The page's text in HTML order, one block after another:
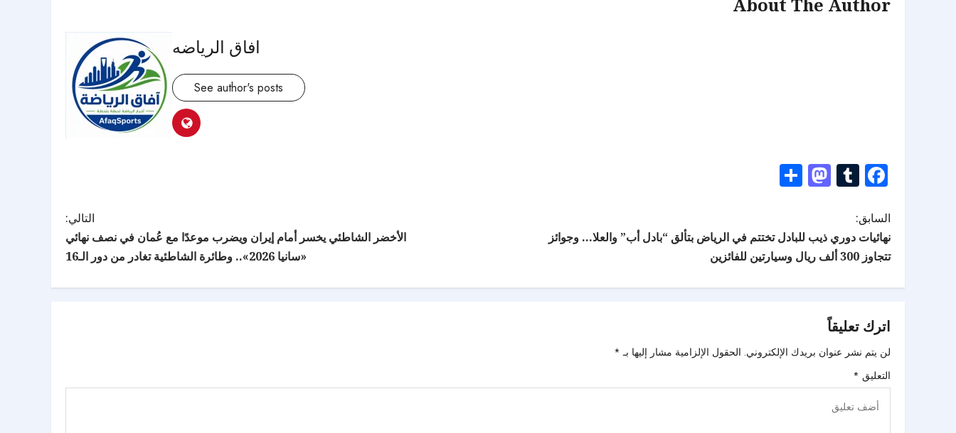
افاق الرياضه
See author's posts
Facebook
Tumblr
Mastodon
السابق:
نهائيات دوري ذيب للبادل تختتم في الرياض بتألق “بادل أب” والعلا… وجوائز
تتجاوز 300 ألف ريال وسيارتين للفائزين
التالي:
الأخضر الشاطئي يخسر أمام إيران ويضرب موعدًا مع عُمان في نصف نهائي
«سانيا 2026».. وطائرة الشاطئية تغادر من دور الـ16
اترك تعليقاً
لن يتم نشر عنوان بريدك الإلكتروني. الحقول الإلزامية مشار إليها بـ *
التعليق *